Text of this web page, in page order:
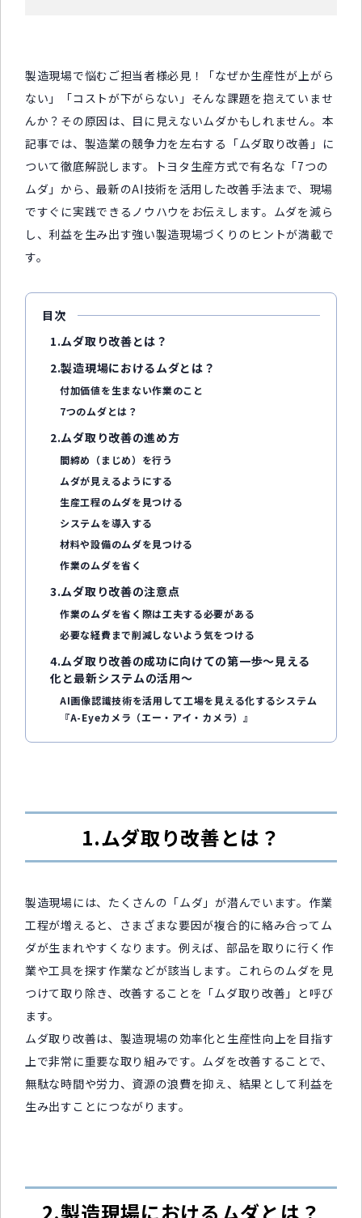
製造現場で悩むご担当者様必見！「なぜか生産性が上がら
ない」「コストが下がらない」そんな課題を抱えていませ
んか？その原因は、目に見えないムダかもしれません。本
記事では、製造業の競争力を左右する「ムダ取り改善」に
ついて徹底解説します。トヨタ生産方式で有名な「7つの
ムダ」から、最新のAI技術を活用した改善手法まで、現場
ですぐに実践できるノウハウをお伝えします。ムダを減ら
し、利益を生み出す強い製造現場づくりのヒントが満載で
す。
目次
1.ムダ取り改善とは？
2.製造現場におけるムダとは？
付加価値を生まない作業のこと
7つのムダとは？
2.ムダ取り改善の進め方
間締め（まじめ）を行う
ムダが見えるようにする
生産工程のムダを見つける
システムを導入する
材料や設備のムダを見つける
作業のムダを省く
3.ムダ取り改善の注意点
作業のムダを省く際は工夫する必要がある
必要な経費まで削減しないよう気をつける
4.ムダ取り改善の成功に向けての第一歩～見える
化と最新システムの活用～
AI画像認識技術を活用して工場を見える化するシステム
『A-Eyeカメラ（エー・アイ・カメラ）』
1.ムダ取り改善とは？
製造現場には、たくさんの「ムダ」が潜んでいます。作業
工程が増えると、さまざまな要因が複合的に絡み合ってム
ダが生まれやすくなります。例えば、部品を取りに行く作
業や工具を探す作業などが該当します。これらのムダを見
つけて取り除き、改善することを「ムダ取り改善」と呼び
ます。
ムダ取り改善は、製造現場の効率化と生産性向上を目指す
上で非常に重要な取り組みです。ムダを改善することで、
無駄な時間や労力、資源の浪費を抑え、結果として利益を
生み出すことにつながります。
2.製造現場におけるムダとは？